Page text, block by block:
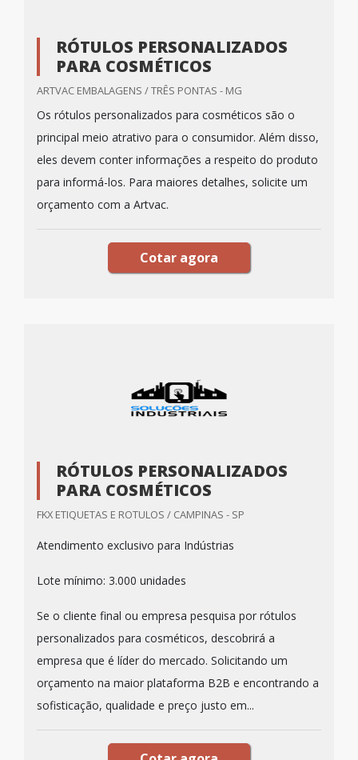
RÓTULOS PERSONALIZADOS
PARA COSMÉTICOS
ARTVAC EMBALAGENS / TRÊS PONTAS - MG
Os rótulos personalizados para cosméticos são o
principal meio atrativo para o consumidor. Além disso,
eles devem conter informações a respeito do produto
para informá-los. Para maiores detalhes, solicite um
orçamento com a Artvac.
Cotar agora
RÓTULOS PERSONALIZADOS
PARA COSMÉTICOS
FKX ETIQUETAS E ROTULOS / CAMPINAS - SP
Atendimento exclusivo para Indústrias
Lote mínimo: 3.000 unidades
Se o cliente final ou empresa pesquisa por rótulos
personalizados para cosméticos, descobrirá a
empresa que é líder do mercado. Solicitando um
orçamento na maior plataforma B2B e encontrando a
sofisticação, qualidade e preço justo em...